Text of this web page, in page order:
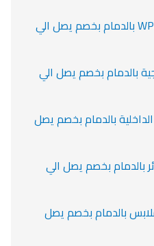
تركيب أبواب WPC بالدمام بخصم يصل الي
بالدمام بخصم يصل الي
بالدمام بخصم يصل
بالدمام بخصم يصل الي
بالدمام بخصم يصل